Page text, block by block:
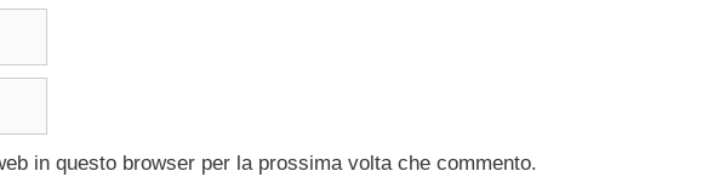
in questo browser per la prossima volta che commento.